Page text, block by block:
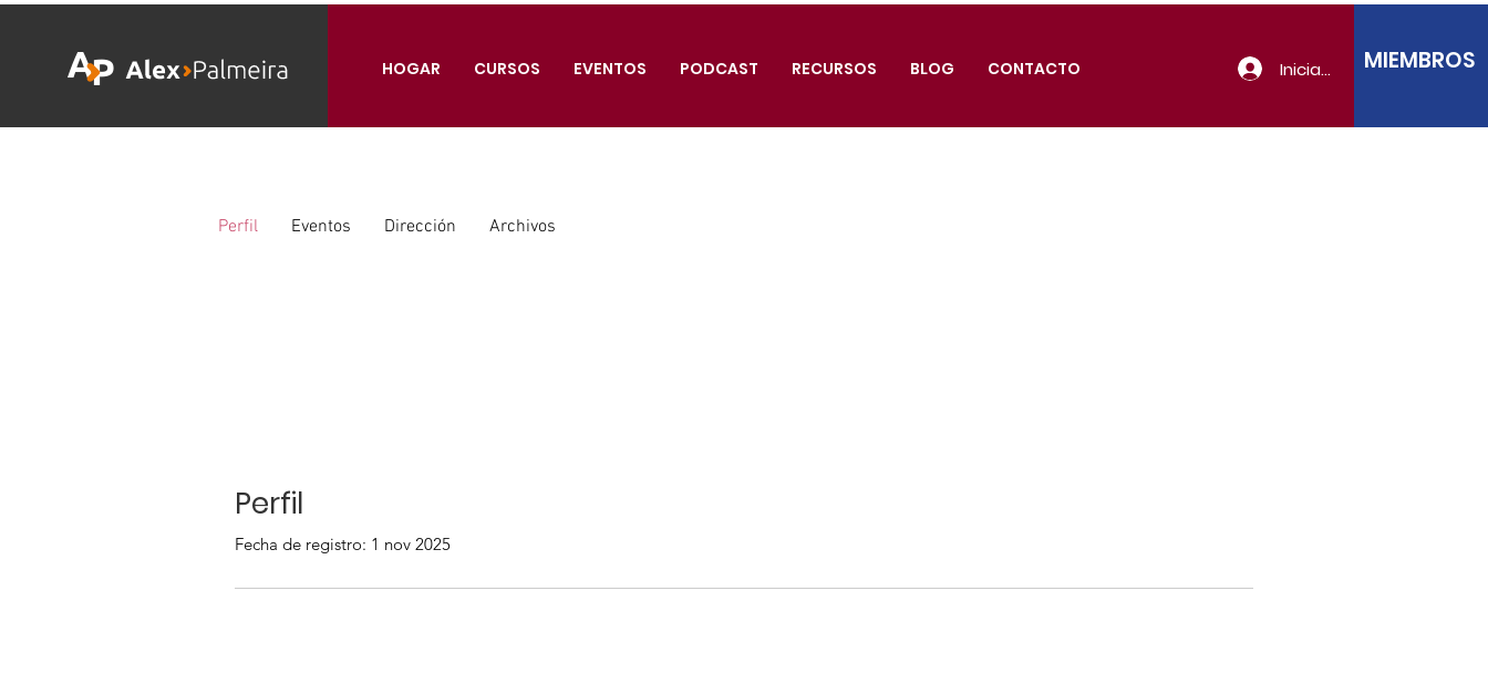
HOGAR CURSOS EVENTOS PODCAST RECURSOS BLOG CONTACTO Iniciar sesiónMIEMBROS
Perfil
Fecha de registro: 1 nov 2025
Perfil Eventos Dirección Archivos